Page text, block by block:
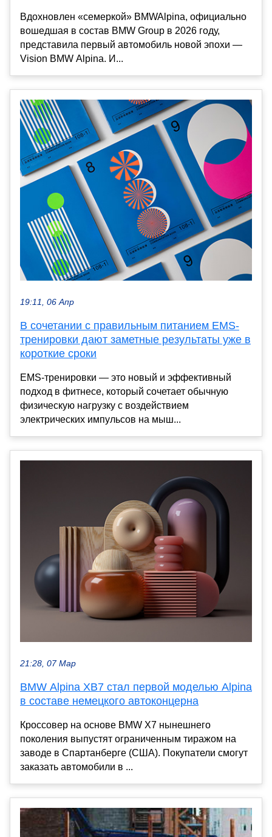
Вдохновлен «семеркой» BMWAlpina, официально
вошедшая в состав BMW Group в 2026 году,
представила первый автомобиль новой эпохи —
Vision BMW Alpina. И...
19:11, 06 Апр
В сочетании с правильным питанием EMS-
тренировки дают заметные результаты уже в
короткие сроки
EMS-тренировки — это новый и эффективный
подход в фитнесе, который сочетает обычную
физическую нагрузку с воздействием
электрических импульсов на мыш...
21:28, 07 Мар
BMW Alpina XB7 стал первой моделью Alpina
в составе немецкого автоконцерна
Кроссовер на основе BMW X7 нынешнего
поколения выпустят ограниченным тиражом на
заводе в Спартанберге (США). Покупатели смогут
заказать автомобили в ...